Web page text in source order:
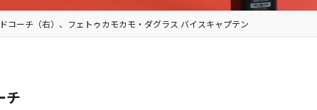
コーチ（右）、フェトゥカモカモ・ダグラス バイスキャプテン
チ